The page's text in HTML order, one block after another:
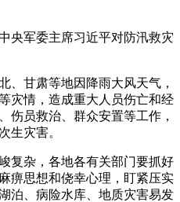
央军委主席习近平对防汛救灾
、甘肃等地因降雨大风天气，
灾情，造成重大人员伤亡和经
伤员救治、群众安置等工作，
生灾害。
复杂，各地各有关部门要抓好
痹思想和侥幸心理，盯紧压实
泊、病险水库、地质灾害易发